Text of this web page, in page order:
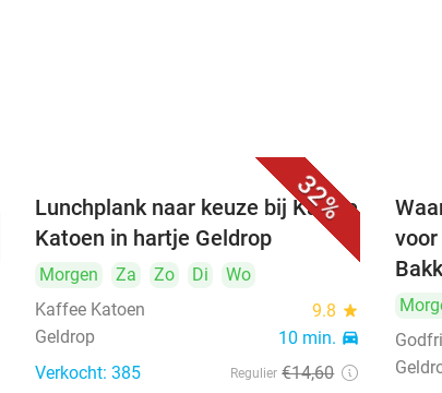
32%
Lunchplank naar keuze bij Kaffee
Katoen in hartje Geldrop
Morgen Za Zo Di
Wo
Kaffee Katoen
9.8 star
Geldrop 10 min. directions_car
Verkocht: 385 Regulier €14,60
voor